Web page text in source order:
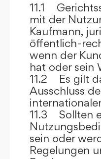
11.1
mit der
Kaufmann,
öffentlich-
wenn der
hat oder sein
11.2 Es gilt
Ausschluss
11.3 Sollten
sein oder
Regelungen